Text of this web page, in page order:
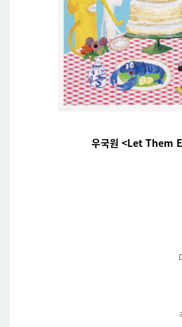
우국원 <Let Them